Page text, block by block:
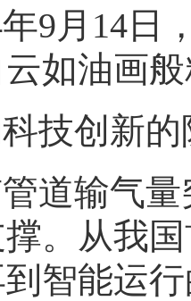
年9月14日
如油画
技创新
道输气
。从我
智能运